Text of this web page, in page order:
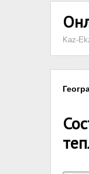
Kaz-